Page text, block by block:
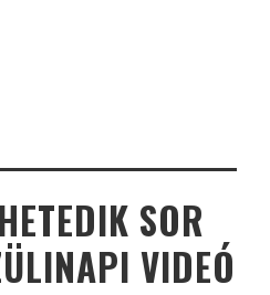
SOR
VIDEÓ